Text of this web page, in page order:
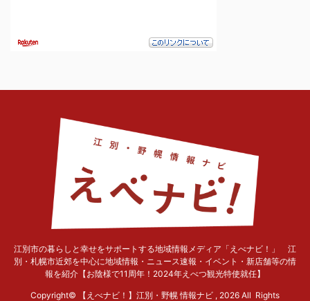
江別市の暮らしと幸せをサポートする地域情報メディア「えべナビ！」 江
別・札幌市近郊を中心に地域情報・ニュース速報・イベント・新店舗等の情
報を紹介【お陰様で11周年！2024年えべつ観光特使就任】
Copyright© 【えべナビ！】江別・野幌 情報ナビ , 2026 All Rights